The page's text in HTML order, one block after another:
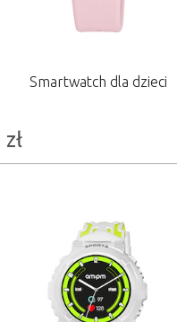
Smartwatch dla dzieci
zł